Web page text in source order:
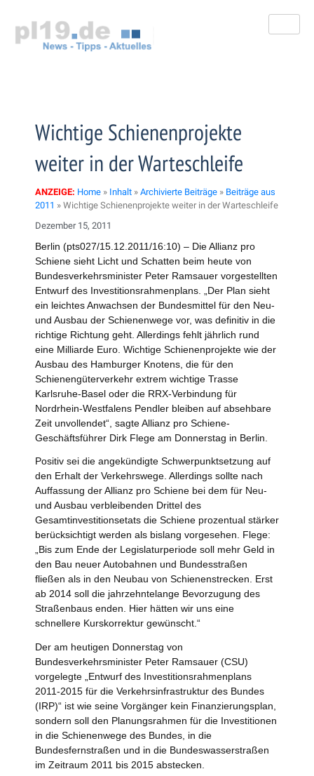
springen
Wichtige Schienenprojekte
weiter in der Warteschleife
ANZEIGE: Home » Inhalt » Archivierte Beiträge » Beiträge aus
2011 » Wichtige Schienenprojekte weiter in der Warteschleife
Dezember 15, 2011
Berlin (pts027/15.12.2011/16:10) – Die Allianz pro
Schiene sieht Licht und Schatten beim heute von
Bundesverkehrsminister Peter Ramsauer vorgestellten
Entwurf des Investitionsrahmenplans. „Der Plan sieht
ein leichtes Anwachsen der Bundesmittel für den Neu-
und Ausbau der Schienenwege vor, was definitiv in die
richtige Richtung geht. Allerdings fehlt jährlich rund
eine Milliarde Euro. Wichtige Schienenprojekte wie der
Ausbau des Hamburger Knotens, die für den
Schienengüterverkehr extrem wichtige Trasse
Karlsruhe-Basel oder die RRX-Verbindung für
Nordrhein-Westfalens Pendler bleiben auf absehbare
Zeit unvollendet“, sagte Allianz pro Schiene-
Geschäftsführer Dirk Flege am Donnerstag in Berlin.
Positiv sei die angekündigte Schwerpunktsetzung auf
den Erhalt der Verkehrswege. Allerdings sollte nach
Auffassung der Allianz pro Schiene bei dem für Neu-
und Ausbau verbleibenden Drittel des
Gesamtinvestitionsetats die Schiene prozentual stärker
berücksichtigt werden als bislang vorgesehen. Flege:
„Bis zum Ende der Legislaturperiode soll mehr Geld in
den Bau neuer Autobahnen und Bundesstraßen
fließen als in den Neubau von Schienenstrecken. Erst
ab 2014 soll die jahrzehntelange Bevorzugung des
Straßenbaus enden. Hier hätten wir uns eine
schnellere Kurskorrektur gewünscht.“
Der am heutigen Donnerstag von
Bundesverkehrsminister Peter Ramsauer (CSU)
vorgelegte „Entwurf des Investitionsrahmenplans
2011-2015 für die Verkehrsinfrastruktur des Bundes
(IRP)“ ist wie seine Vorgänger kein Finanzierungsplan,
sondern soll den Planungsrahmen für die Investitionen
in die Schienenwege des Bundes, in die
Bundesfernstraßen und in die Bundeswasserstraßen
im Zeitraum 2011 bis 2015 abstecken.